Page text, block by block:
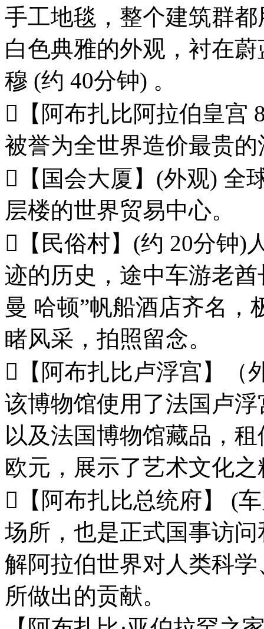
手工地毯，整个建筑群
白色典雅的外观，衬在
穆 (约 40分钟) 。
【阿布扎比阿拉伯皇宫
被誉为全世界造价最贵的
【国会大厦】(外观) 全
层楼的世界贸易中心。
【民俗村】(约 20分钟)
迹的历史，途中车游老
曼 哈顿”帆船酒店齐名，
睹风采，拍照留念。
【阿布扎比卢浮宫】（
该博物馆使用了法国卢
以及法国博物馆藏品，
欧元，展示了艺术文化之
【阿布扎比总统府】 (
场所，也是正式国事访
解阿拉伯世界对人类科
所做出的贡献。